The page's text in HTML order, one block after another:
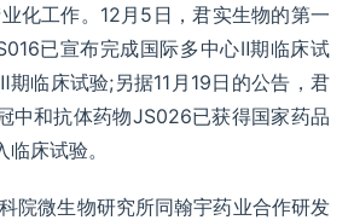
化工作。12月5日，君实生物的第一
已宣布完成国际多中心Ⅱ期临床试
临床试验;另据11月19日的公告，君
中和抗体药物JS026已获得国家药品
床试验。
院微生物研究所同翰宇药业合作研发